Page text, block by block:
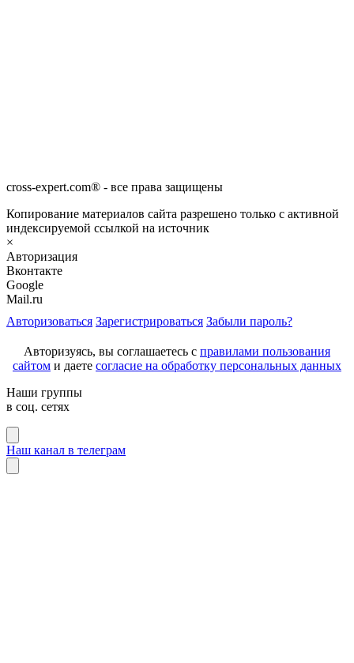
cross-expert.com® - все права защищены
Копирование материалов сайта разрешено только с активной
индексируемой ссылкой на источник
×
Авторизация
Вконтакте
Google
Mail.ru
Авторизоваться Зарегистрироваться Забыли пароль?
Авторизуясь, вы соглашаетесь с правилами пользования
сайтом и даете согласие на обработку персональных данных
Наши группы
в соц. сетях
Наш канал в телеграм